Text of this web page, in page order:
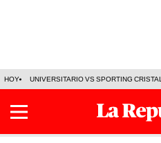
HOY UNIVERSITARIO VS SPORTING CRISTAL